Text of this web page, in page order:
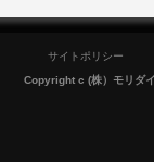
サイトポリシー
Copyright c (株）モリダ